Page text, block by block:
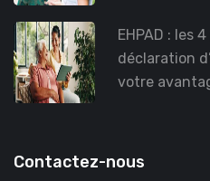
EHPAD : les
déclaration
votre
Contactez-nous